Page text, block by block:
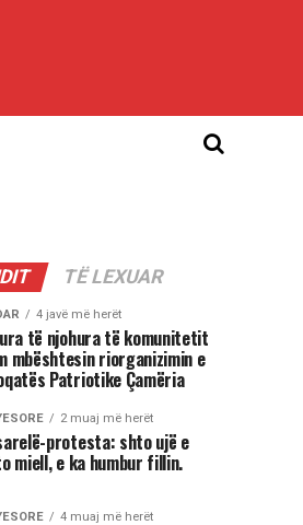
TË LEXUAR
4 javë më herët
të njohura të komunitetit
mbështesin riorganizimin e
Patriotike Çamëria
2 muaj më herët
protesta: shto ujë e
miell, e ka humbur fillin.
4 muaj më herët